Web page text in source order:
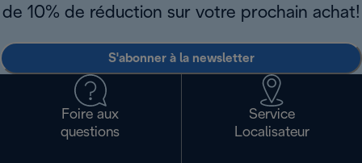
de 10% de réduction sur votre prochain achat!
S'abonner à la newsletter
Foire aux
questions
Service
Localisateur